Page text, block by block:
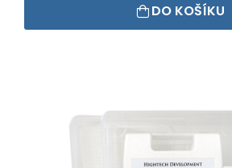
DO KOŠÍKU